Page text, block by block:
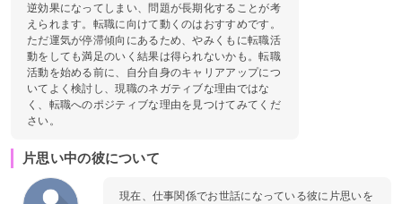
逆効果になってしまい、問題が長期化することが考
えられます。転職に向けて動くのはおすすめです。
ただ運気が停滞傾向にあるため、やみくもに転職活
動をしても満足のいく結果は得られないかも。転職
活動を始める前に、自分自身のキャリアアップにつ
いてよく検討し、現職のネガティブな理由ではな
く、転職へのポジティブな理由を見つけてみてくだ
さい。
片思い中の彼について
現在、仕事関係でお世話になっている彼に片思いを